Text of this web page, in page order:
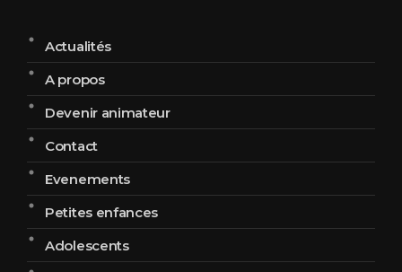
Actualités
A propos
Devenir animateur
Contact
Evenements
Petites enfances
Adolescents